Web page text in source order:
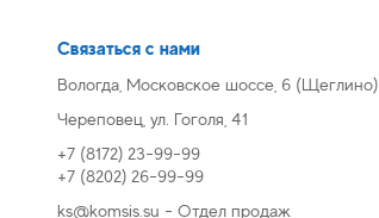
Связаться с нами
Вологда, Московское шоссе, 6 (Щеглино)
Череповец, ул. Гоголя, 41
+7 (8172) 23-99-99
+7 (8202) 26-99-99
ks@komsis.su - Отдел продаж